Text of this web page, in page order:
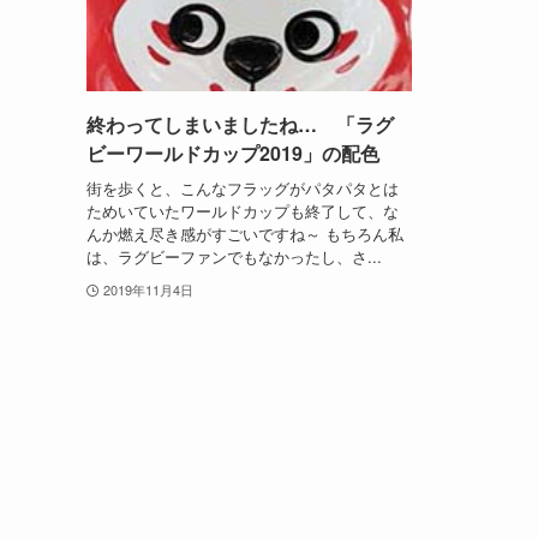
終わってしまいましたね… 「ラグ
ビーワールドカップ2019」の配色
街を歩くと、こんなフラッグがパタパタとは
ためいていたワールドカップも終了して、な
んか燃え尽き感がすごいですね～ もちろん私
は、ラグビーファンでもなかったし、さ...
2019年11月4日